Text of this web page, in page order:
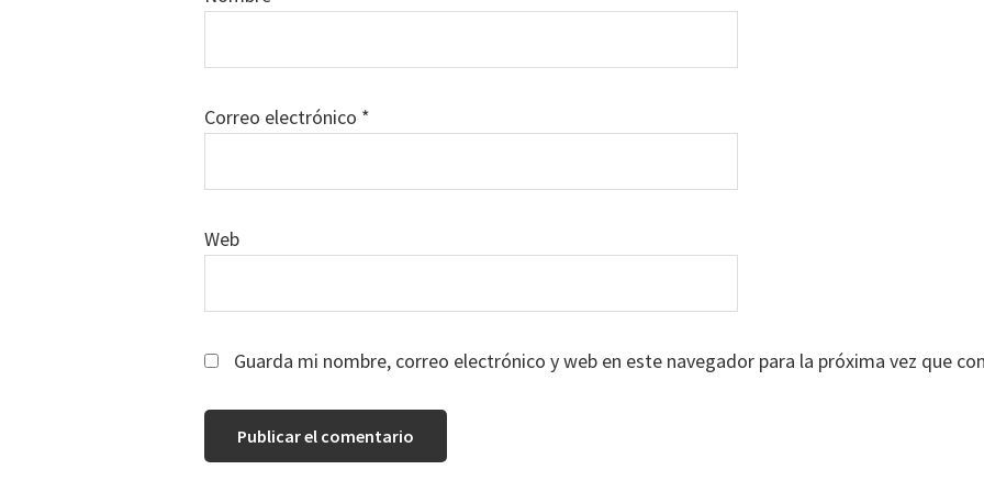
Correo electrónico *
Web
Guarda mi nombre, correo electrónico y web en este navegador para la próxima vez que